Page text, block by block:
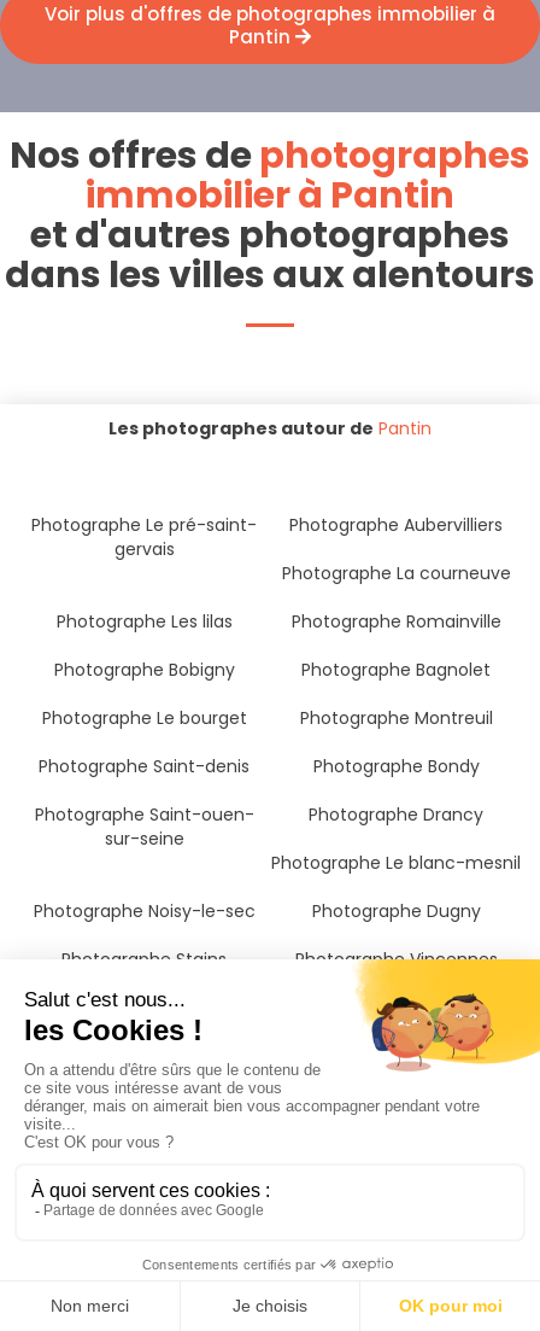
Voir plus d'offres de photographes immobilier à
Pantin
Nos offres dephotographes
immobilier à Pantin
et d'autres photographes
dans les villes aux alentours
Les photographes autour de Pantin
Photographe Le pré-saint-
gervais
Photographe Aubervilliers
Photographe La courneuve
Photographe Les lilas
Photographe Romainville
Photographe Bobigny
Photographe Bagnolet
Photographe Le bourget
Photographe Montreuil
Photographe Saint-denis
Photographe Bondy
Photographe Saint-ouen-
sur-seine
Photographe Drancy
Photographe Le blanc-mesnil
Photographe Noisy-le-sec
Photographe Dugny
Photographe Stains
Photographe Vincennes
Photographe Villeneuve-la-
garenne
Photographe Paris
Photographe Rosny-sous-
Photographe Clichy
Photographe Saint-mandé
seine
Photographe Fontenay-sous-